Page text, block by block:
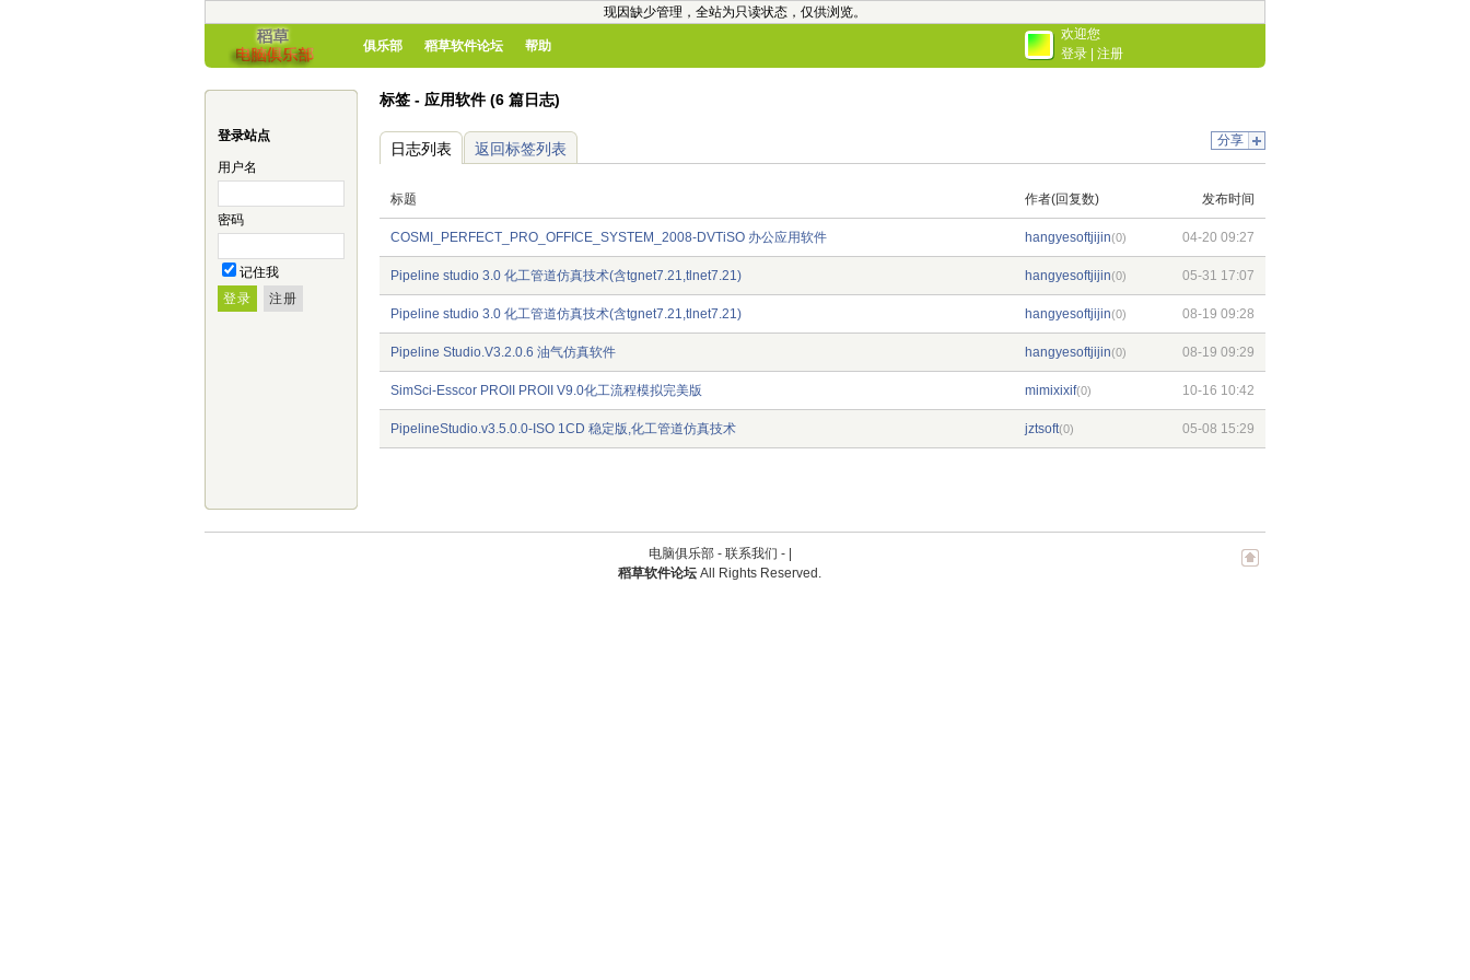
现因缺少管理，全站为只读状态，仅供浏览。
俱乐部 稻草软件论坛 帮助
欢迎您
登录
注册
登录站点
用户名
密码
记住我
标签 - 应用软件 (6 篇日志)
分享
日志列表 返回标签列表
标题 作者(回复数) 发布时间
COSMI_PERFECT_PRO_OFFICE_SYSTEM_2008-DVTiSO 办公应用软件 hangyesoftjijin(0) 04-20 09:27
Pipeline studio 3.0 化工管道仿真技术(含tgnet7.21,tlnet7.21) hangyesoftjijin(0) 05-31 17:07
Pipeline studio 3.0 化工管道仿真技术(含tgnet7.21,tlnet7.21) hangyesoftjijin(0) 08-19 09:28
Pipeline Studio.V3.2.0.6 油气仿真软件 hangyesoftjijin(0) 08-19 09:29
SimSci-Esscor PROII PROII V9.0化工流程模拟完美版 mimixixif(0) 10-16 10:42
PipelineStudio.v3.5.0.0-ISO 1CD 稳定版,化工管道仿真技术 jztsoft(0) 05-08 15:29
电脑俱乐部 - 联系我们 -
稻草软件论坛 All Rights Reserved.